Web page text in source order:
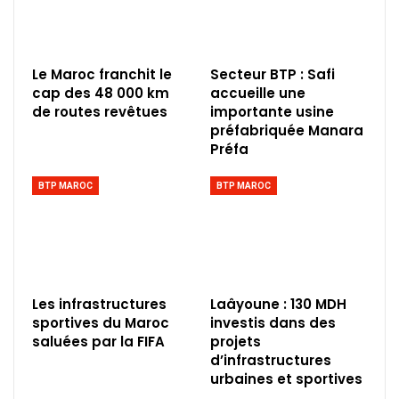
Le Maroc franchit le
cap des 48 000 km
de routes revêtues
Secteur BTP : Safi
accueille une
importante usine
préfabriquée Manara
Préfa
BTP MAROC
Les infrastructures
sportives du Maroc
saluées par la FIFA
BTP MAROC
Laâyoune : 130 MDH
investis dans des
projets
d’infrastructures
urbaines et sportives